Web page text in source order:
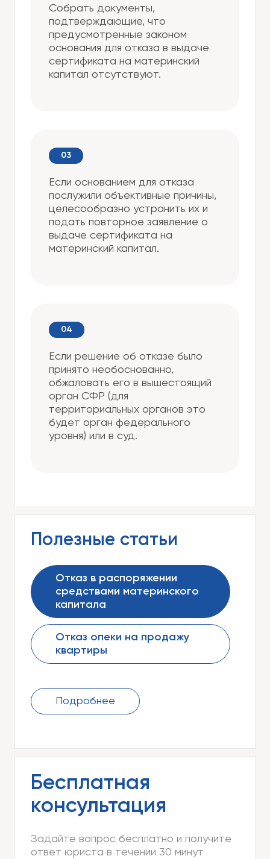
Собрать документы,
подтверждающие, что
предусмотренные законом
основания для отказа в выдаче
сертификата на материнский
капитал отсутствуют.
Если основанием для отказа
послужили объективные причины,
целесообразно устранить их и
подать повторное заявление о
выдаче сертификата на
материнский капитал.
Если решение об отказе было
принято необоснованно,
обжаловать его в вышестоящий
орган СФР (для
территориальных органов это
будет орган федерального
уровня) или в суд.
Полезные статьи
Отказ в распоряжении
средствами материнского
капитала
Отказ опеки на продажу
квартиры
Подробнее
Бесплатная
консультация
Задайте вопрос бесплатно и получите
ответ юриста в течении 30 минут